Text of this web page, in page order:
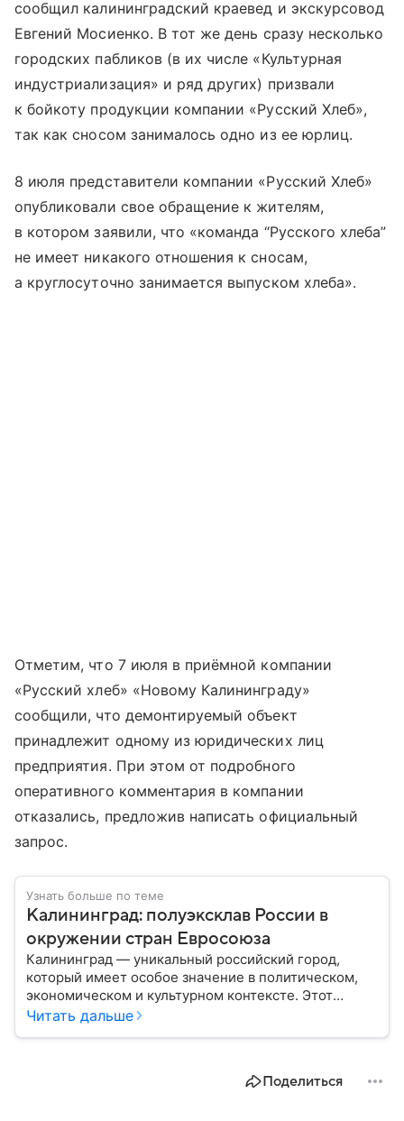
сообщил калининградский краевед и экскурсовод
Евгений Мосиенко. В тот же день сразу несколько
городских пабликов (в их числе «Культурная
индустриализация» и ряд других) призвали
к бойкоту продукции компании «Русский Хлеб»,
так как сносом занималось одно из ее юрлиц.
8 июля представители компании «Русский Хлеб»
опубликовали свое обращение к жителям,
в котором заявили, что «команда “Русского хлеба”
не имеет никакого отношения к сносам,
а круглосуточно занимается выпуском хлеба».
Отметим, что 7 июля в приёмной компании
«Русский хлеб» «Новому Калининграду»
сообщили, что демонтируемый объект
принадлежит одному из юридических лиц
предприятия. При этом от подробного
оперативного комментария в компании
отказались, предложив написать официальный
запрос.
Узнать больше по теме
Калининград: полуэксклав России в
окружении стран Евросоюза
Калининград — уникальный российский город,
который имеет особое значение в политическом,
экономическом и культурном контексте. Этот
город, расположенный в самом сердце Европы,
Читать дальше
Поделиться